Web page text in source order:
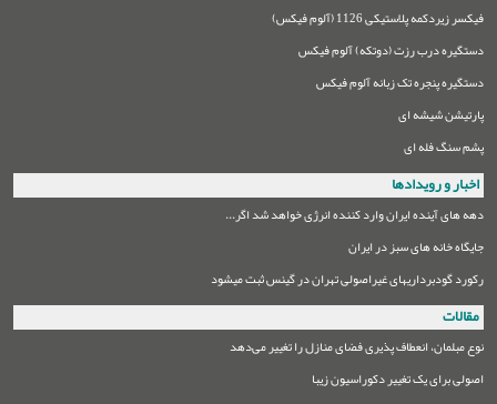
فیکسر زیردکمه پلاستیکی 1126 (آلوم فیکس)
دستگیره درب رزت (دوتکه) آلوم فیکس
دستگیره پنجره تک زبانه آلوم فیکس
پارتیشن شیشه ای
پشم سنگ فله ای
اخبار و رویدادها
دهه های آینده ایران وارد کننده انرژی خواهد شد اگر...
جایگاه خانه های سبز در ایران
رکورد گودبرداریهای غیراصولی تهران در گینس ثبت میشود
مقالات
نوع مبلمان،‌ انعطاف پذیری فضای منازل را تغییر می‌دهد
اصولی برای یک تغییر دکوراسیون زیبا